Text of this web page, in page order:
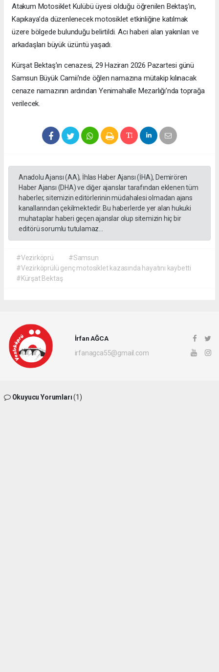
Atakum Motosiklet Kulübü üyesi olduğu öğrenilen Bektaş’ın,
Kapıkaya’da düzenlenecek motosiklet etkinliğine katılmak
üzere bölgede bulunduğu belirtildi. Acı haberi alan yakınları ve
arkadaşları büyük üzüntü yaşadı.
Kürşat Bektaş’ın cenazesi, 29 Haziran 2026 Pazartesi günü
Samsun Büyük Camii’nde öğlen namazına mütakip kılınacak
cenaze namazının ardından Yenimahalle Mezarlığı’nda toprağa
verilecek.
Anadolu Ajansı (AA), İhlas Haber Ajansı (İHA), Demirören
Haber Ajansı (DHA) ve diğer ajanslar tarafından eklenen tüm
haberler, sitemizin editörlerinin müdahalesi olmadan ajans
kanallarından çekilmektedir. Bu haberlerde yer alan hukuki
muhataplar haberi geçen ajanslar olup sitemizin hiç bir
editörü sorumlu tutulamaz...
#Vezirköprü
#Samsun
#Vezirköprülü genç motosiklet kazasında hayatını kaybetti
#Kürşat Bektaş
İrfan AĞCA
irfanagca55@gmail.com
Okuyucu Yorumları(1)